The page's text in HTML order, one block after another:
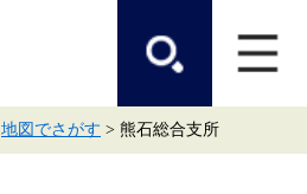
地図でさがす > 熊石総合支所